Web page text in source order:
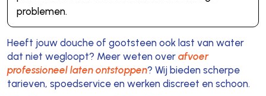
problemen.
Heeft jouw douche of gootsteen ook last van water
dat niet wegloopt? Meer weten over afvoer
professioneel laten ontstoppen? Wij bieden scherpe
tarieven, spoedservice en werken discreet en schoon.